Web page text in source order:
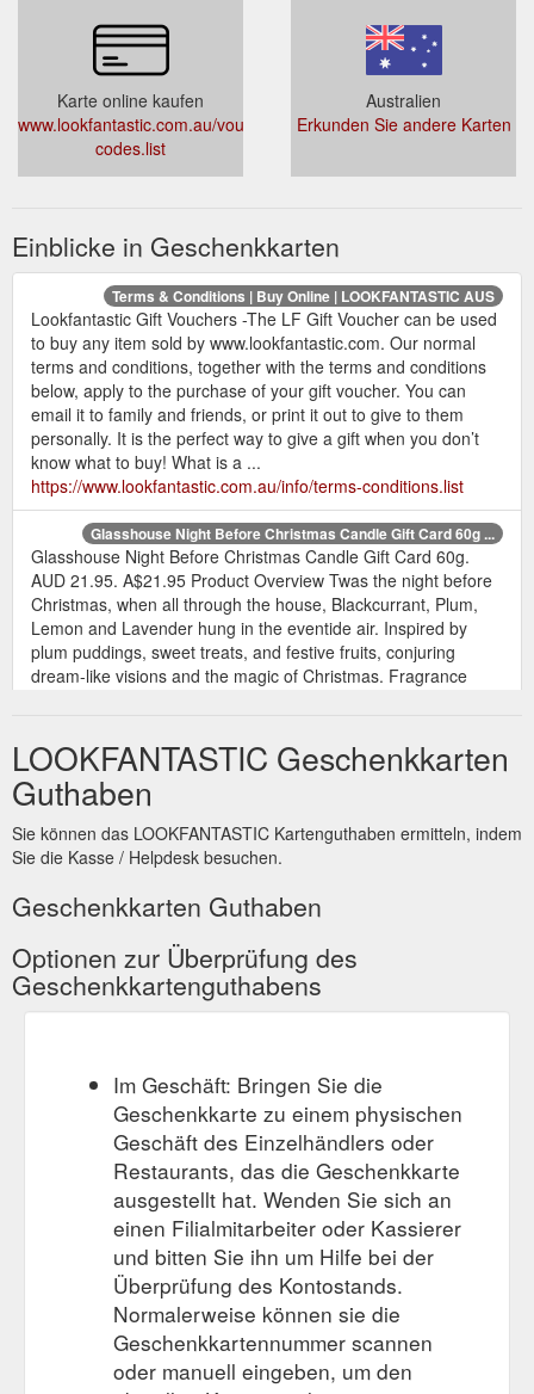
Karte online kaufen
www.lookfantastic.com.au/voucher-
codes.list
Australien
Erkunden Sie andere Karten
Einblicke in Geschenkkarten
Terms & Conditions | Buy Online | LOOKFANTASTIC AUS
Lookfantastic Gift Vouchers -The LF Gift Voucher can be used
to buy any item sold by www.lookfantastic.com. Our normal
terms and conditions, together with the terms and conditions
below, apply to the purchase of your gift voucher. You can
email it to family and friends, or print it out to give to them
personally. It is the perfect way to give a gift when you don’t
know what to buy! What is a ...
https://www.lookfantastic.com.au/info/terms-conditions.list
Glasshouse Night Before Christmas Candle Gift Card 60g ...
Glasshouse Night Before Christmas Candle Gift Card 60g.
AUD 21.95. A$21.95 Product Overview Twas the night before
Christmas, when all through the house, Blackcurrant, Plum,
Lemon and Lavender hung in the eventide air. Inspired by
plum puddings, sweet treats, and festive fruits, conjuring
dream-like visions and the magic of Christmas. Fragrance
christmas-candle-gift-card-60g/12596784.html
Glasshouse Kyoto in Bloom Candle Gift Card 60g ...
Glasshouse
Product Overview You have arrived in the full bloom of spring,
on a path of Camellia, Lotus and Amber, to Cherry Blossoms,
Pavilion, where you feel calmed, inspired by simplicity and
focused by restraint to see beauty in everything. ...
https://www.lookfantastic.com.au/glasshouse-kyoto-in-bloom-
candle-gift-card-60g/12786511.html
LOOKFANTASTIC Geschenkkarten
Guthaben
Sie können das LOOKFANTASTIC Kartenguthaben ermitteln, indem
Sie die Kasse / Helpdesk besuchen.
Geschenkkarten Guthaben
Optionen zur Überprüfung des
Geschenkkartenguthabens
Im Geschäft: Bringen Sie die
Geschenkkarte zu einem physischen
Geschäft des Einzelhändlers oder
Restaurants, das die Geschenkkarte
ausgestellt hat. Wenden Sie sich an
einen Filialmitarbeiter oder Kassierer
und bitten Sie ihn um Hilfe bei der
Überprüfung des Kontostands.
Normalerweise können sie die
Geschenkkartennummer scannen
oder manuell eingeben, um den